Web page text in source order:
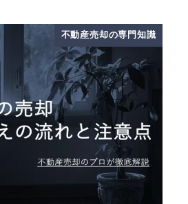
不動産売却の専門知識